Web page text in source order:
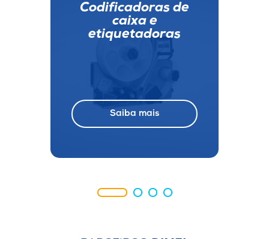
Codificadoras de
caixa e
etiquetadoras
Saiba mais